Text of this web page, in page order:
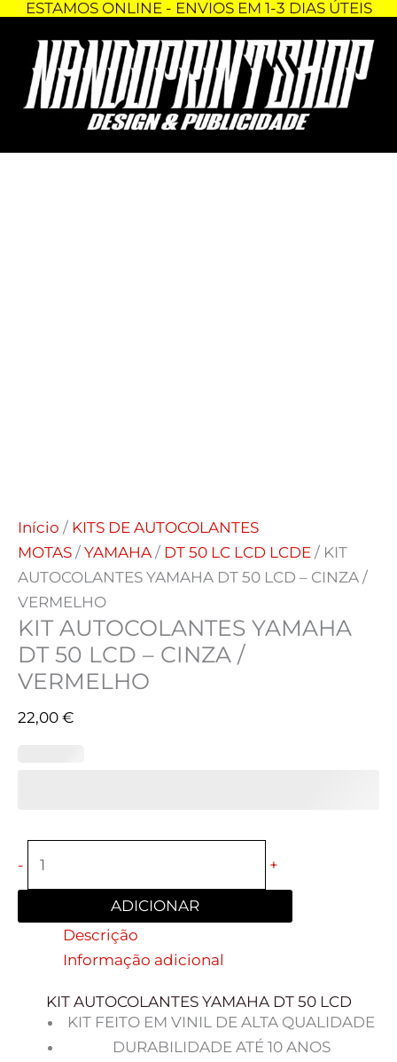
Skip
content
ESTAMOS ONLINE - ENVIOS EM 1-3 DIAS ÚTEIS
Início / KITS DE AUTOCOLANTES
MOTAS / YAMAHA / DT 50 LC LCD LCDE / KIT
AUTOCOLANTES YAMAHA DT 50 LCD – CINZA /
VERMELHO
KIT AUTOCOLANTES YAMAHA
DT 50 LCD – CINZA /
VERMELHO
22,00 €
-
Quantidade
de
KIT
AUTOCOLANTES
YAMAHA
+
ADICIONAR
Descrição
Informação adicional
KIT AUTOCOLANTES YAMAHA DT 50 LCD
KIT FEITO EM VINIL DE ALTA QUALIDADE
DURABILIDADE ATÉ 10 ANOS